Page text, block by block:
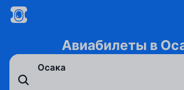
Авиабилеты в